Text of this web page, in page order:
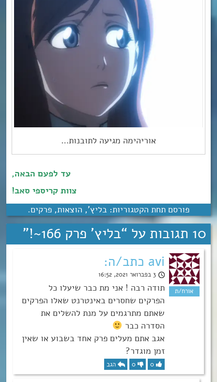
אוריהימה מגיעה לתובנות…
עד לפעם הבאה,
צוות קריספי סאב!
פורסם תחת הקטגוריות: בליץ', הוצאות, פרקים.
10 תגובות על “ בליץ’ פרק 166~! ”
avi כתב/ה:
3 בפברואר 2021, 16:52
תודה רבה ! אני מת כבר שיעלו כל
הפרקים שחסרים באינטרנט שאלו הפרקים
שאתם מתרגמים על מנת להשלים את
הסדרה כבר
אגב אתם מעלים פרק אחד בשבוע או שאין
זמן מוגדר?
0
0 הגב